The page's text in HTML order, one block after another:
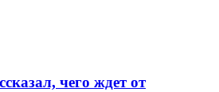
чего ждет от